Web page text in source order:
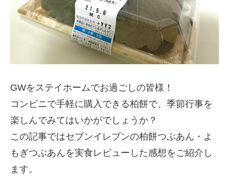
GWをステイホームでお過ごしの皆様！
コンビニで手軽に購入できる柏餅で、季節行事を
楽しんでみてはいかがでしょうか？
この記事ではセブンイレブンの柏餅つぶあん・よ
もぎつぶあんを実食レビューした感想をご紹介し
ます。